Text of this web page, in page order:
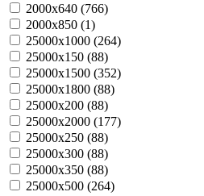
2000х640 (766)
2000х850 (1)
25000х1000 (264)
25000х150 (88)
25000х1500 (352)
25000х1800 (88)
25000х200 (88)
25000х2000 (177)
25000х250 (88)
25000х300 (88)
25000х350 (88)
25000х500 (264)